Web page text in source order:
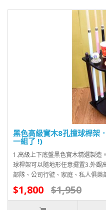
黑色高級實木8孔撞球桿架
一組了 !)
1.高級上下底盤黑色實木精選製造
球桿架可以隨地形任意擺置3.外觀
部隊、公司行號、家庭、私人俱樂
$1,800 $1,950